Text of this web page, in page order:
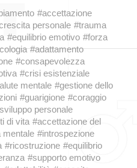
#accettazione
personale #trauma
#equilibrio emotivo #forza
#adattamento
#consapevolezza
#crisi esistenziale
mentale #gestione dello
#guarigione #coraggio
personale
di vita #accettazione del
mentale #introspezione
#ricostruzione #equilibrio
#supporto emotivo